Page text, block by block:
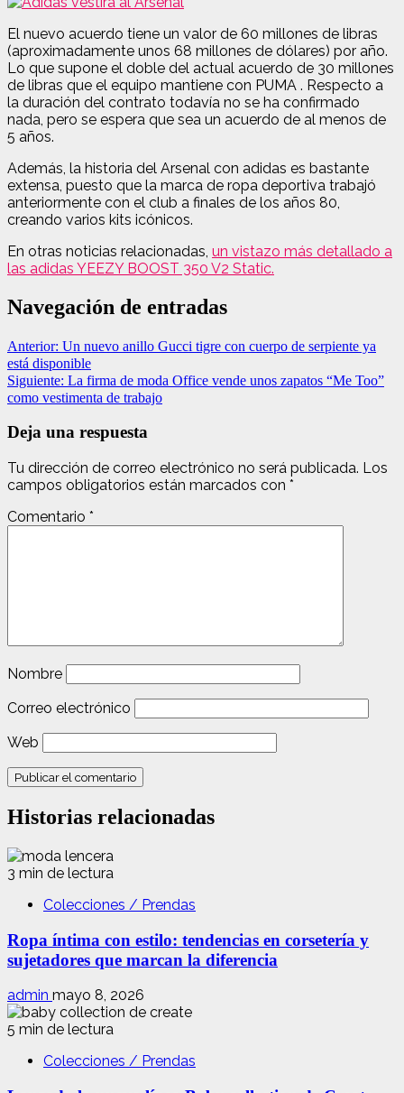
El nuevo acuerdo tiene un valor de 60 millones de libras
(aproximadamente unos 68 millones de dólares) por año.
Lo que supone el doble del actual acuerdo de 30 millones
de libras que el equipo mantiene con PUMA . Respecto a
la duración del contrato todavía no se ha confirmado
nada, pero se espera que sea un acuerdo de al menos de
5 años.
Además, la historia del Arsenal con adidas es bastante
extensa, puesto que la marca de ropa deportiva trabajó
anteriormente con el club a finales de los años 80,
creando varios kits icónicos.
En otras noticias relacionadas, un vistazo más detallado a
las adidas YEEZY BOOST 350 V2 Static.
Navegación de entradas
Anterior: Un nuevo anillo Gucci tigre con cuerpo de serpiente ya
está disponible
Siguiente: La firma de moda Office vende unos zapatos “Me Too”
como vestimenta de trabajo
Deja una respuesta
Tu dirección de correo electrónico no será publicada. Los
campos obligatorios están marcados con *
Comentario *
Nombre
Correo electrónico
Web
Historias relacionadas
3 min de lectura
Colecciones / Prendas
Ropa íntima con estilo: tendencias en corsetería y
sujetadores que marcan la diferencia
admin mayo 8, 2026
5 min de lectura
Colecciones / Prendas